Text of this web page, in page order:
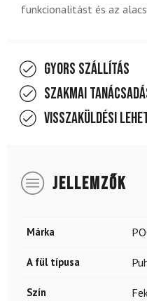
funkcionalitást és az
Gyors szállítás
Szakmai
Visszaküldési
JELLEMZŐK
Márka
A fül típusa
Szín